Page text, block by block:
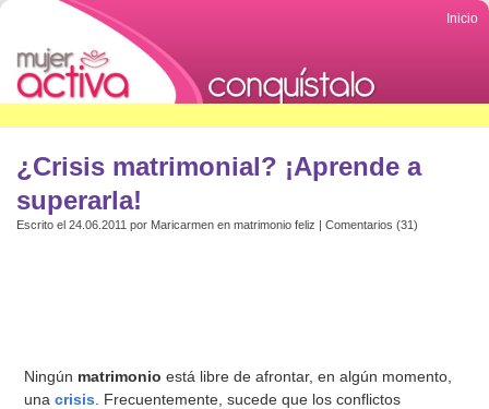
Inicio
¿Crisis matrimonial? ¡Aprende a
superarla!
Escrito el 24.06.2011 por Maricarmen en matrimonio feliz | Comentarios (31)
Ningún matrimonio está libre de afrontar, en algún momento,
unacrisis . Frecuentemente, sucede que los conflictos